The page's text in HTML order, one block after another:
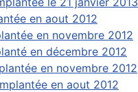
en aout 2012
en novembre 2012
en décembre 2012
en novembre 2012
en aout 2012